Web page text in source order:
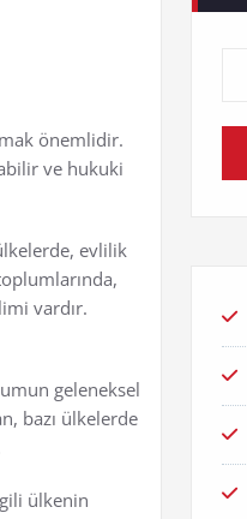
önemlidir.
ve hukuki
evlilik
vardır.
geleneksel
bazı ülkelerde
ülkenin